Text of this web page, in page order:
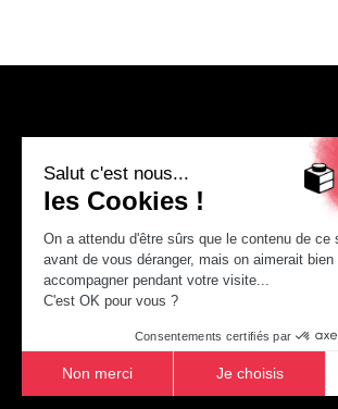
Salut c'est nous...
les Cookies !
On a attendu d'être sûrs que le contenu de ce
avant de vous déranger, mais on aimerait bien
accompagner pendant votre visite...
C'est OK pour vous ?
Consentements certifiés par
Non merci Je choisis